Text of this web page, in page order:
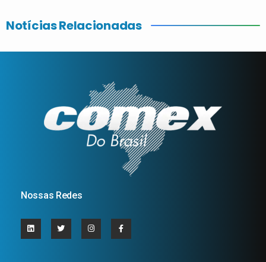
Notícias Relacionadas
Nossas Redes